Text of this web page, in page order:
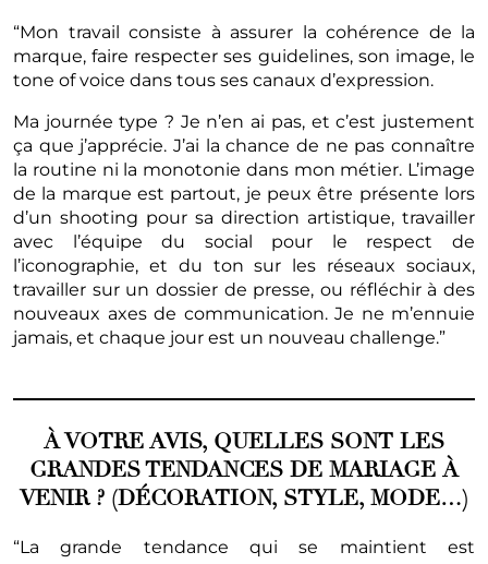
“Mon travail consiste à assurer la cohérence de la
marque, faire respecter ses guidelines, son image, le
tone of voice dans tous ses canaux d’expression.
Ma journée type ? Je n’en ai pas, et c’est justement
ça que j’apprécie. J’ai la chance de ne pas connaître
la routine ni la monotonie dans mon métier. L’image
de la marque est partout, je peux être présente lors
d’un shooting pour sa direction artistique, travailler
avec l’équipe du social pour le respect de
l’iconographie, et du ton sur les réseaux sociaux,
travailler sur un dossier de presse, ou réfléchir à des
nouveaux axes de communication. Je ne m’ennuie
jamais, et chaque jour est un nouveau challenge.”
À VOTRE AVIS, QUELLES SONT LES
GRANDES TENDANCES DE MARIAGE À
VENIR ? (DÉCORATION, STYLE, MODE…)
“La grande tendance qui se maintient est